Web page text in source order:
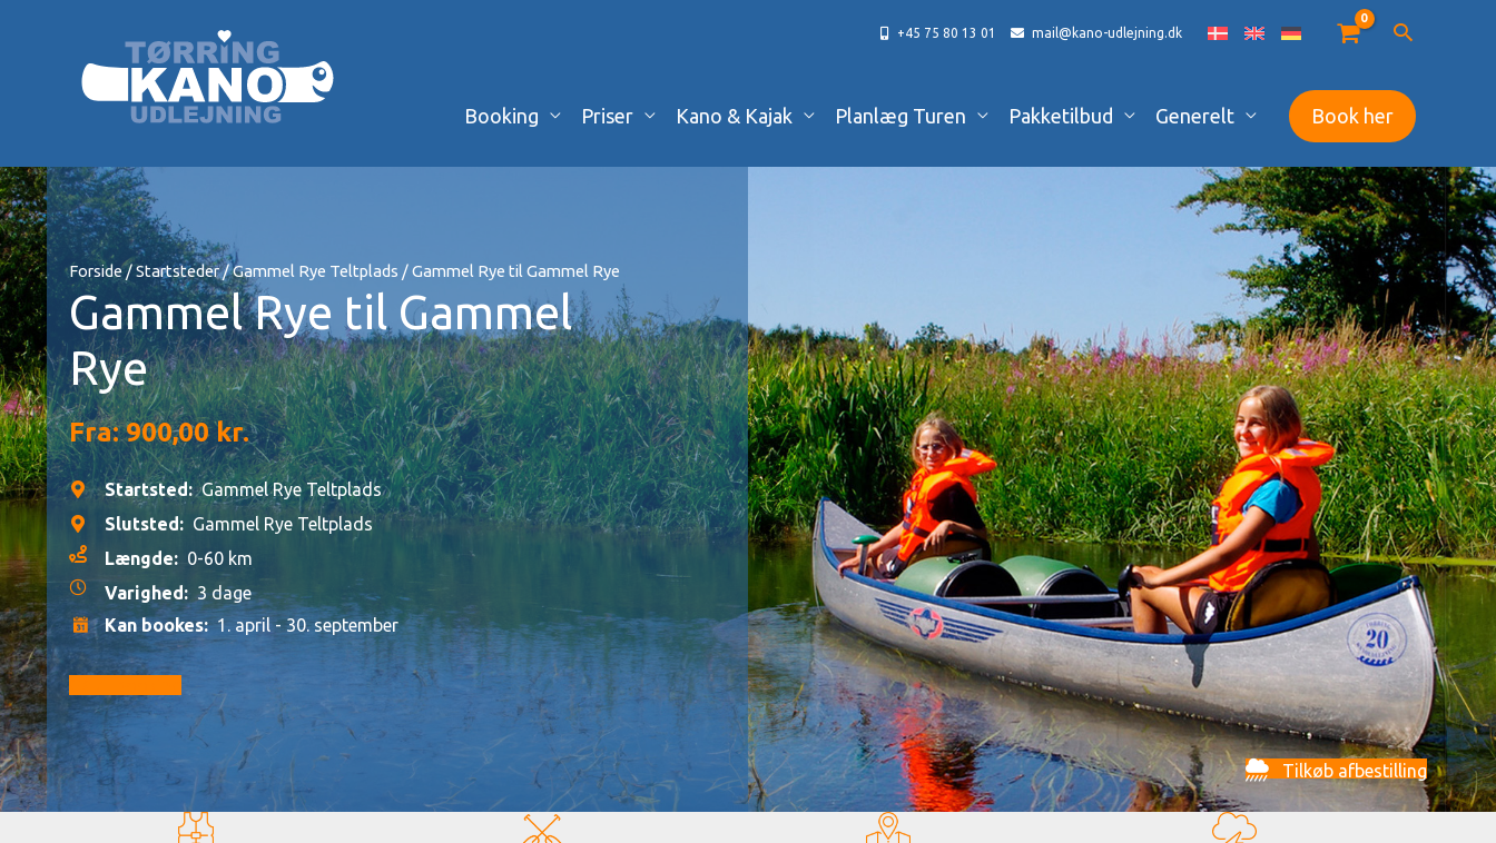
+45 75 80 13 01 mail@kano-udlejning.dk
Booking Priser Kano & Kajak Planlæg Turen Pakketilbud Generelt Book her
Forside/Startsteder/Gammel Rye Teltplads / Gammel Rye til Gammel Rye
Gammel Rye til Gammel
Rye
Fra:900,00kr.
Startsted: Gammel Rye Teltplads
Slutsted: Gammel Rye Teltplads
Længde: 0-60 km
Varighed: 3 dage
Kan bookes: 1. april - 30. september
Tilkøb afbestilling